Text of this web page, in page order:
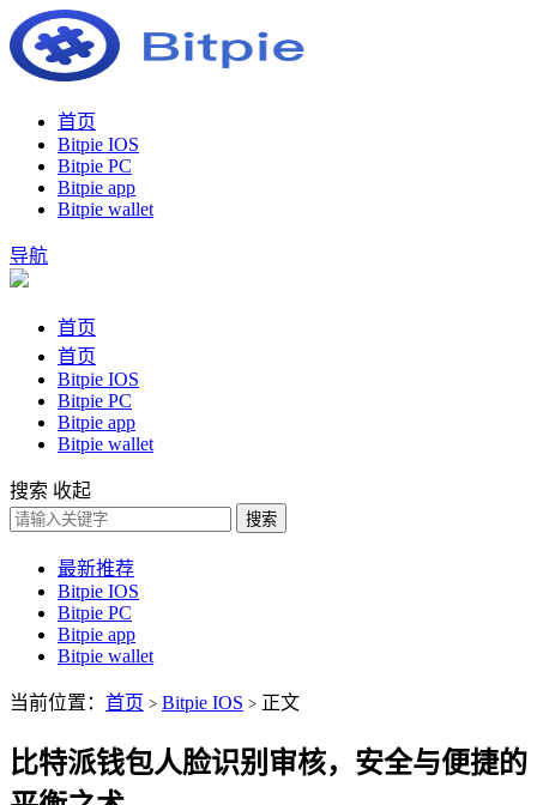
首页
Bitpie IOS
Bitpie PC
Bitpie app
Bitpie wallet
导航
首页
首页
Bitpie IOS
Bitpie PC
Bitpie app
Bitpie wallet
搜索 收起
搜索
最新推荐
Bitpie IOS
Bitpie PC
Bitpie app
Bitpie wallet
当前位置： 首页 > Bitpie IOS > 正文
比特派钱包人脸识别审核，安全与便捷的